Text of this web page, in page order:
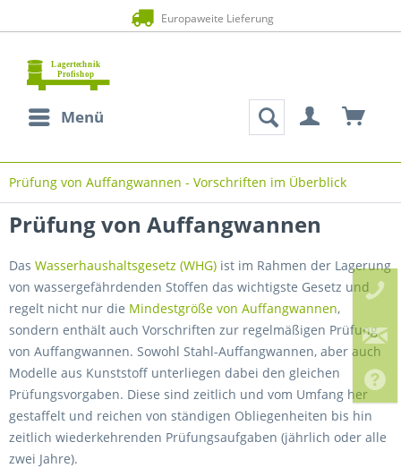
Europaweite Lieferung
Menü
Prüfung von Auffangwannen - Vorschriften im Überblick
Prüfung von Auffangwannen
Das Wasserhaushaltsgesetz (WHG) ist im Rahmen der Lagerung
von wassergefährdenden Stoffen das wichtigste Gesetz und
regelt nicht nur die Mindestgröße von Auffangwannen,
sondern enthält auch Vorschriften zur regelmäßigen Prüfung
von Auffangwannen. Sowohl Stahl-Auffangwannen, aber auch
Modelle aus Kunststoff unterliegen dabei den gleichen
Prüfungsvorgaben. Diese sind zeitlich und vom Umfang her
gestaffelt und reichen von ständigen Obliegenheiten bis hin
zeitlich wiederkehrenden Prüfungsaufgaben (jährlich oder alle
zwei Jahre).